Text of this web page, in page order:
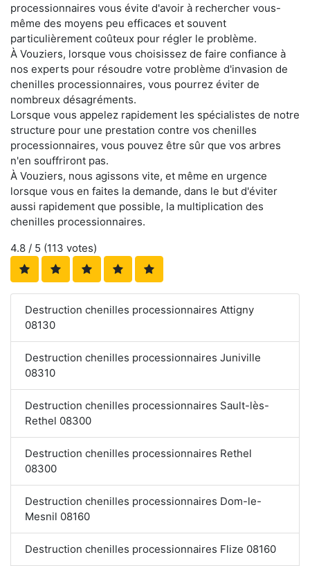
processionnaires vous évite d'avoir à rechercher vous-
même des moyens peu efficaces et souvent
particulièrement coûteux pour régler le problème.
À Vouziers, lorsque vous choisissez de faire confiance à
nos experts pour résoudre votre problème d'invasion de
chenilles processionnaires, vous pourrez éviter de
nombreux désagréments.
Lorsque vous appelez rapidement les spécialistes de notre
structure pour une prestation contre vos chenilles
processionnaires, vous pouvez être sûr que vos arbres
n'en souffriront pas.
À Vouziers, nous agissons vite, et même en urgence
lorsque vous en faites la demande, dans le but d'éviter
aussi rapidement que possible, la multiplication des
chenilles processionnaires.
4.8 / 5 (113 votes)
Destruction chenilles processionnaires Attigny
08130
Destruction chenilles processionnaires Juniville
08310
Destruction chenilles processionnaires Sault-lès-
Rethel 08300
Destruction chenilles processionnaires Rethel
08300
Destruction chenilles processionnaires Dom-le-
Mesnil 08160
Destruction chenilles processionnaires Flize 08160